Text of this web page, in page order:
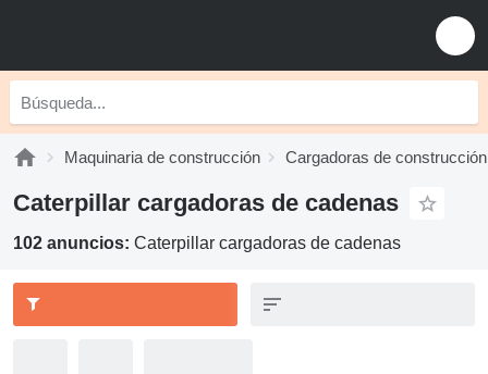
Maquinaria de construcción Cargadoras de construcción
Caterpillar cargadoras de cadenas
102 anuncios: Caterpillar cargadoras de cadenas